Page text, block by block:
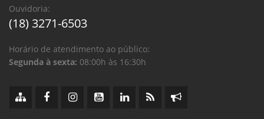
Ouvidoria:
(18) 3271-6503
Horário de atendimento ao público:
Segunda à sexta: 08:00h às 16:30h